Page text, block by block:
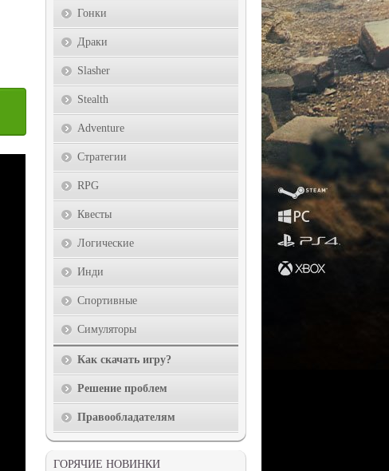
Гонки
Драки
Slasher
Stealth
Adventure
Стратегии
RPG
Квесты
Логические
Инди
Спортивные
Симуляторы
Как скачать игру?
Решение проблем
Правообладателям
ГОРЯЧИЕ НОВИНКИ